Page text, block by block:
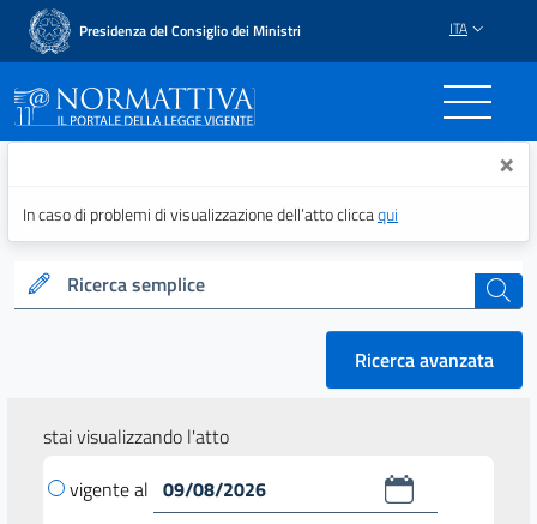
Presidenza del Consiglio dei Ministri ITA
Normattiva - Il portale ×
In caso di problemi di visualizzazione dell’atto cliccaqui
Ricerca semplice cerca
Ricerca avanzata
stai visualizzando l'atto
vigente al